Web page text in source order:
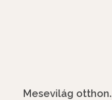
Mesevilág otthon.